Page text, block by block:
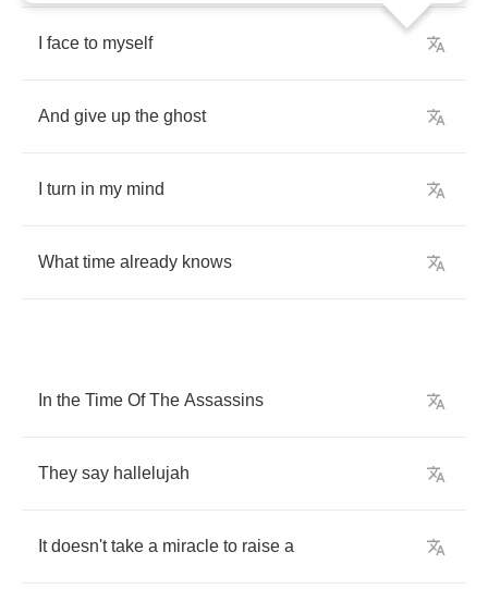
face to myself
And give up the ghost
turn in my mind
What time already knows
In the Time Of The Assassins
They say hallelujah
It doesn't take a miracle to raise a